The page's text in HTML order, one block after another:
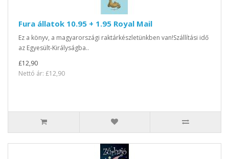
Fura állatok 10.95 + 1.95 Royal Mail
Ez a könyv, a magyarországi raktárkészletünkben van!Szállítási idő
az Egyesült-Királyságba..
£12,90
Nettó ár: £12,90